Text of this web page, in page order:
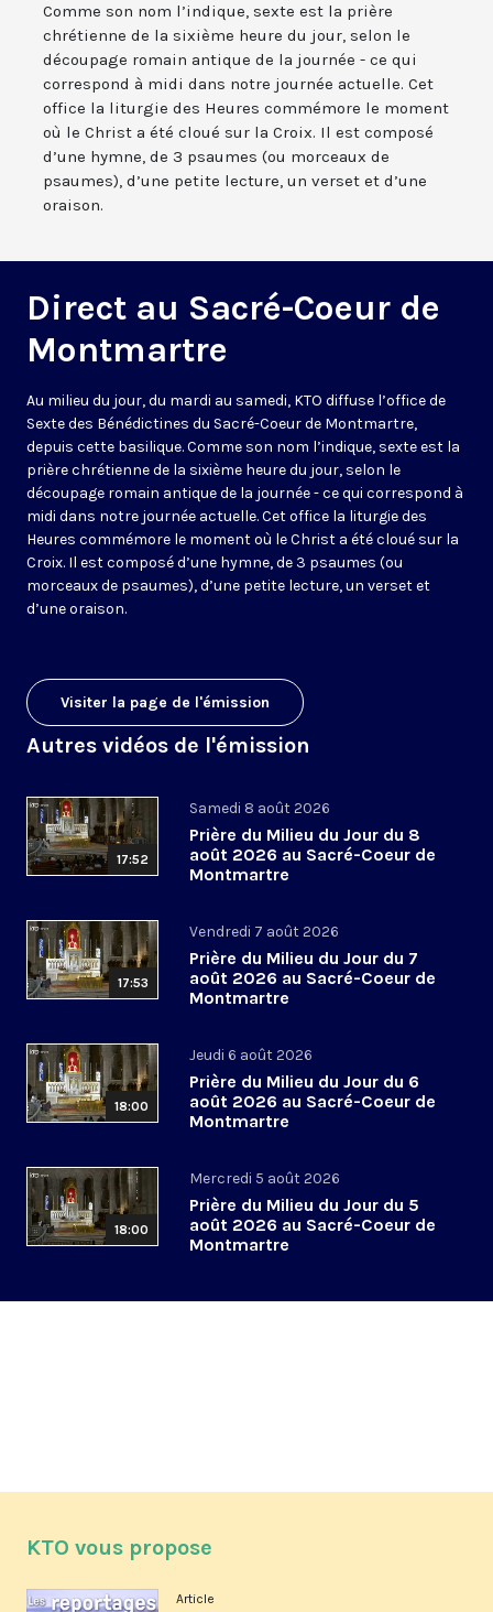
Comme son nom l’indique, sexte est la prière
chrétienne de la sixième heure du jour, selon le
découpage romain antique de la journée - ce qui
correspond à midi dans notre journée actuelle. Cet
office la liturgie des Heures commémore le moment
où le Christ a été cloué sur la Croix. Il est composé
d’une hymne, de 3 psaumes (ou morceaux de
psaumes), d’une petite lecture, un verset et d’une
oraison.
Direct au Sacré-Coeur de
Montmartre
Au milieu du jour, du mardi au samedi, KTO diffuse l’office de
Sexte des Bénédictines du Sacré-Coeur de Montmartre,
depuis cette basilique. Comme son nom l’indique, sexte est la
prière chrétienne de la sixième heure du jour, selon le
découpage romain antique de la journée - ce qui correspond à
midi dans notre journée actuelle. Cet office la liturgie des
Heures commémore le moment où le Christ a été cloué sur la
Croix. Il est composé d’une hymne, de 3 psaumes (ou
morceaux de psaumes), d’une petite lecture, un verset et
d’une oraison.
Visiter la page de l'émission
Autres vidéos de l'émission
17:52
Samedi 8 août 2026
Prière du Milieu du Jour du 8
août 2026 au Sacré-Coeur de
Montmartre
17:53
Vendredi 7 août 2026
Prière du Milieu du Jour du 7
août 2026 au Sacré-Coeur de
Montmartre
18:00
Jeudi 6 août 2026
Prière du Milieu du Jour du 6
août 2026 au Sacré-Coeur de
Montmartre
18:00
Mercredi 5 août 2026
Prière du Milieu du Jour du 5
août 2026 au Sacré-Coeur de
Montmartre
KTO vous propose
Article